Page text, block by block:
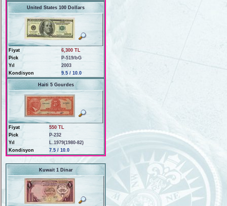
United States 100 Dollars
Fiyat
6,300 TL
Pick
P-519/bG
Yıl
2003
Kondisyon
9.5 / 10.0
Haiti 5 Gourdes
Fiyat
550 TL
Pick
P-232
Yıl
L.1979(1980-82)
Kondisyon
7.5 / 10.0
Kuwait 1 Dinar